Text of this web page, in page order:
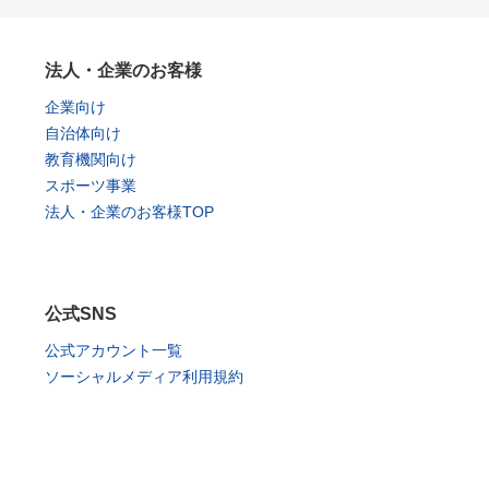
法人・企業のお客様
企業向け
自治体向け
教育機関向け
スポーツ事業
法人・企業のお客様TOP
公式SNS
公式アカウント一覧
ソーシャルメディア利用規約